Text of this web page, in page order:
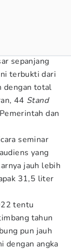
sepanjang
terbukti dari
dengan total
44 Stand
dan
seminar
yang
jauh lebih
31,5 liter
tentu
tahun
pun jauh
dengan angka